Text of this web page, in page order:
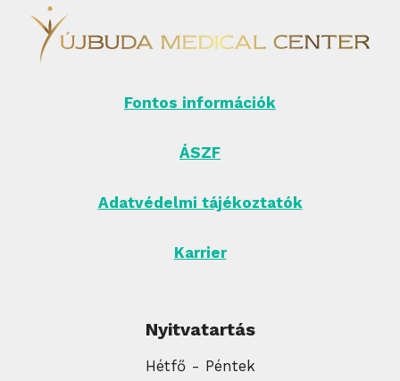
Fontos információk
ÁSZF
Adatvédelmi tájékoztatók
Karrier
Nyitvatartás
Hétfő - Péntek